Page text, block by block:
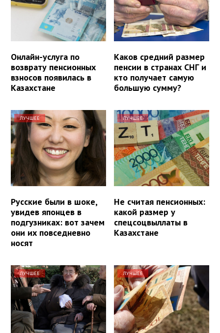
Онлайн-услуга по
возврату пенсионных
взносов появилась в
Казахстане
Каков средний размер
пенсии в странах СНГ и
кто получает самую
большую сумму?
ЛУЧШЕЕ
Русские были в шоке,
увидев японцев в
подгузниках: вот зачем
они их повседневно
носят
ЛУЧШЕЕ
Не считая пенсионных:
какой размер у
спецсоцвыллаты в
Казахстане
ЛУЧШЕЕ ЛУЧШЕЕ